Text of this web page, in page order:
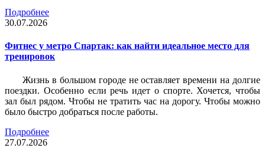
Подробнее
30.07.2026
Фитнес у метро Спартак: как найти идеальное место для
тренировок
Жизнь в большом городе не оставляет времени на долгие
поездки. Особенно если речь идет о спорте. Хочется, чтобы
зал был рядом. Чтобы не тратить час на дорогу. Чтобы можно
было быстро добраться после работы.
Подробнее
27.07.2026